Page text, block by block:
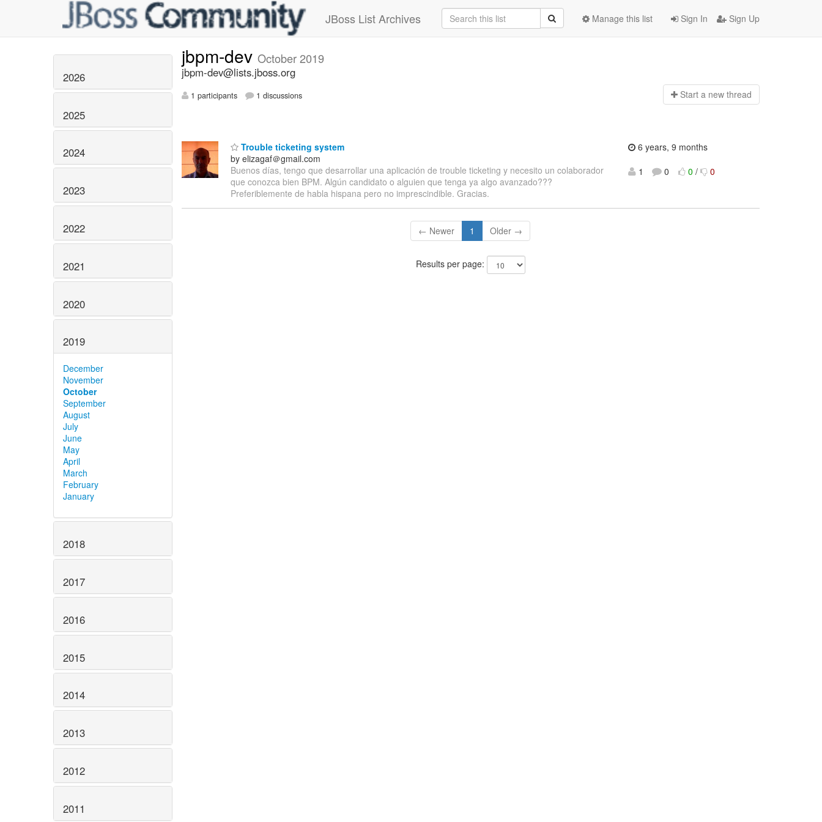
JBoss List Archives Sign In Sign Up
Manage this list
2026
2025
2024
2023
2022
2021
2020
2019
December
November
October
September
August
July
June
May
April
March
February
January
2018
2017
2016
2015
2014
2013
2012
2011
jbpm-dev October 2019
jbpm-dev@lists.jboss.org
1 participants 1 discussions Start a new thread
Trouble ticketing system
by elizagaf＠gmail.com
Buenos días, tengo que desarrollar una aplicación de trouble ticketing y necesito un colaborador
que conozca bien BPM. Algún candidato o alguien que tenga ya algo avanzado???
Preferiblemente de habla hispana pero no imprescindible. Gracias.
6 years, 9 months
1
0 0 / 0
← Newer 1 Older →
Results per page: